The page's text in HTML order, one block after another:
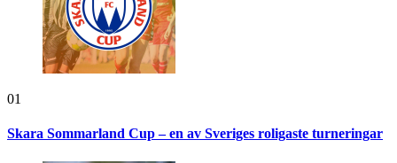
01
Skara Sommarland Cup – en av Sveriges roligaste turneringar